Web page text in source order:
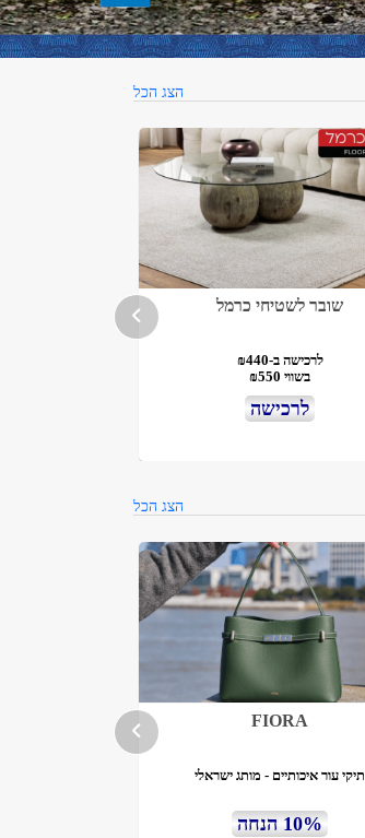
הצג הכל
שובר לשטיחי כרמל
לרכישה ב-₪440
בשווי ₪550
לרכישה
הצג הכל
FIORA
תיקי עור איכותיים - מותג ישראלי
10% הנחה